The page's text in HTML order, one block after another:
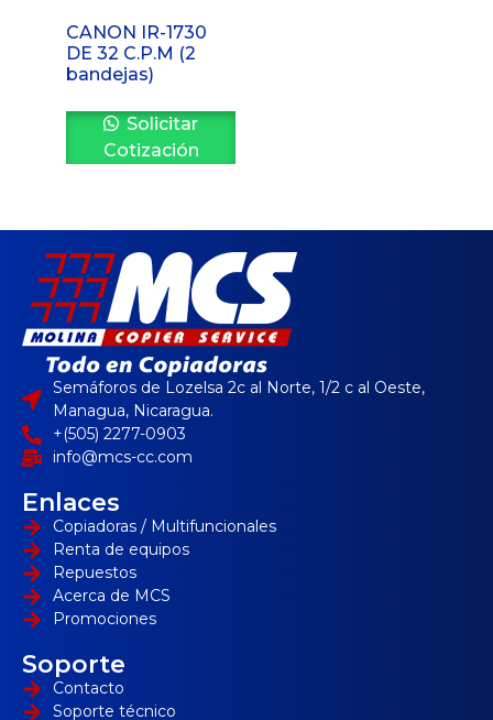
CANON IR-1730
DE 32 C.P.M (2
bandejas)
Solicitar
Cotización
Semáforos de Lozelsa 2c al Norte, 1/2 c al Oeste,
Managua, Nicaragua.
+(505) 2277-0903
info@mcs-cc.com
Enlaces
Copiadoras / Multifuncionales
Renta de equipos
Repuestos
Acerca de MCS
Promociones
Soporte
Contacto
Soporte técnico